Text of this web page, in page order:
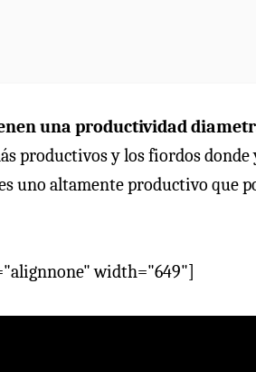
una productividad
productivos y los fiordos
uno altamente productivo que
width="649"]